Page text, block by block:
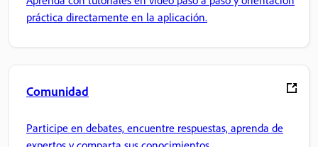
práctica directamente en la aplicación.
Comunidad
Participe en debates, encuentre respuestas, aprenda de